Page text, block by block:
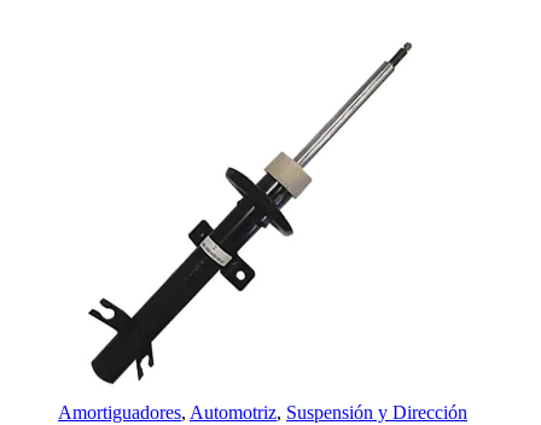
Amortiguadores, Automotriz, Suspensión y Dirección